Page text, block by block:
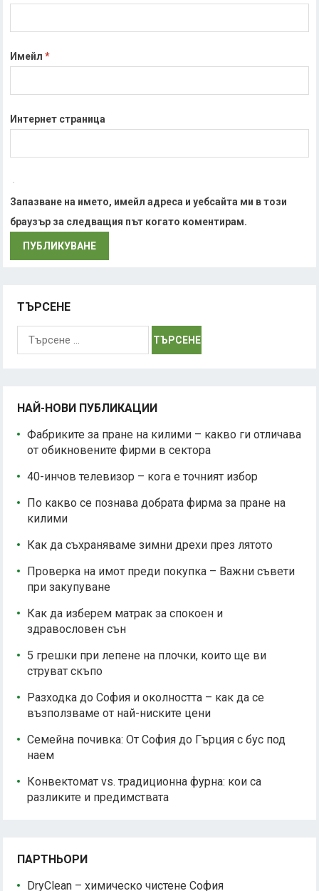
Имейл*
Интернет страница
Запазване на името, имейл адреса и уебсайта ми в този
браузър за следващия път когато коментирам.
ТЪРСЕНЕ
Търсене
НАЙ-НОВИ ПУБЛИКАЦИИ
Фабриките за пране на килими – какво ги отличава
от обикновените фирми в сектора
40-инчов телевизор – кога е точният избор
По какво се познава добрата фирма за пране на
килими
Как да съхраняваме зимни дрехи през лятото
Проверка на имот преди покупка – Важни съвети
при закупуване
Как да изберем матрак за спокоен и
здравословен сън
5 грешки при лепене на плочки, които ще ви
струват скъпо
Разходка до София и околността – как да се
възползваме от най-ниските цени
Семейна почивка: От София до Гърция с бус под
наем
Конвектомат vs. традиционна фурна: кои са
разликите и предимствата
ПАРТНЬОРИ
DryClean – химическо чистене София